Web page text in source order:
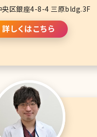
央区銀座4-8-4 三原bldg.3F
詳しくはこちら